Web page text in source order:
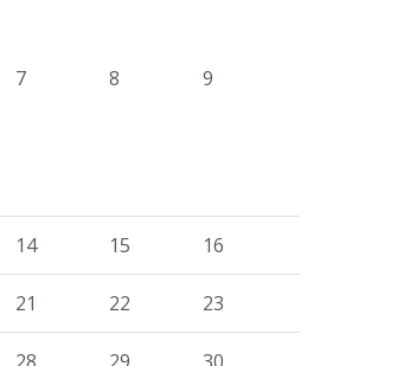
7 8 9
14 15 16
21 22 23